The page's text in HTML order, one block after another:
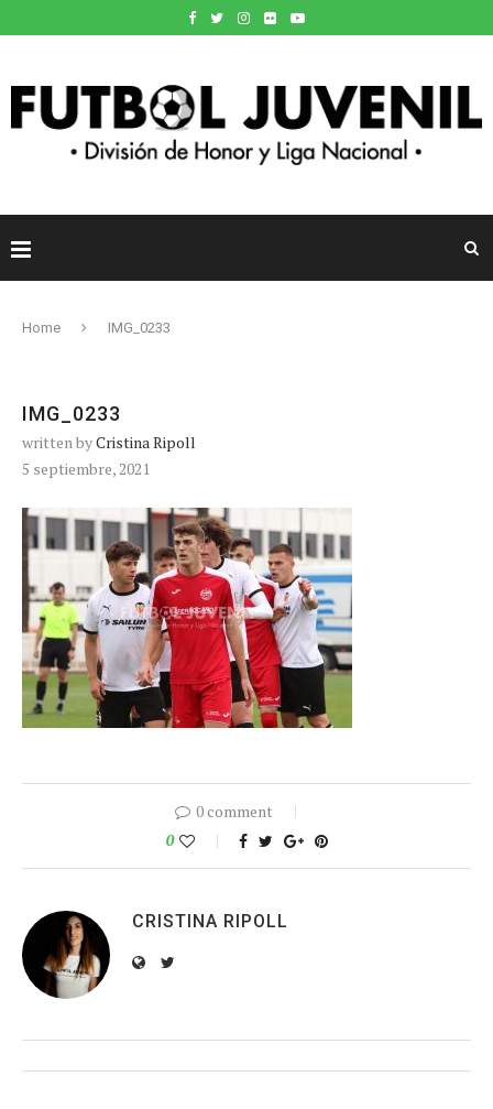
Home IMG_0233
IMG_0233
written byCristina Ripoll
5 septiembre, 2021
0 comment
0
CRISTINA RIPOLL